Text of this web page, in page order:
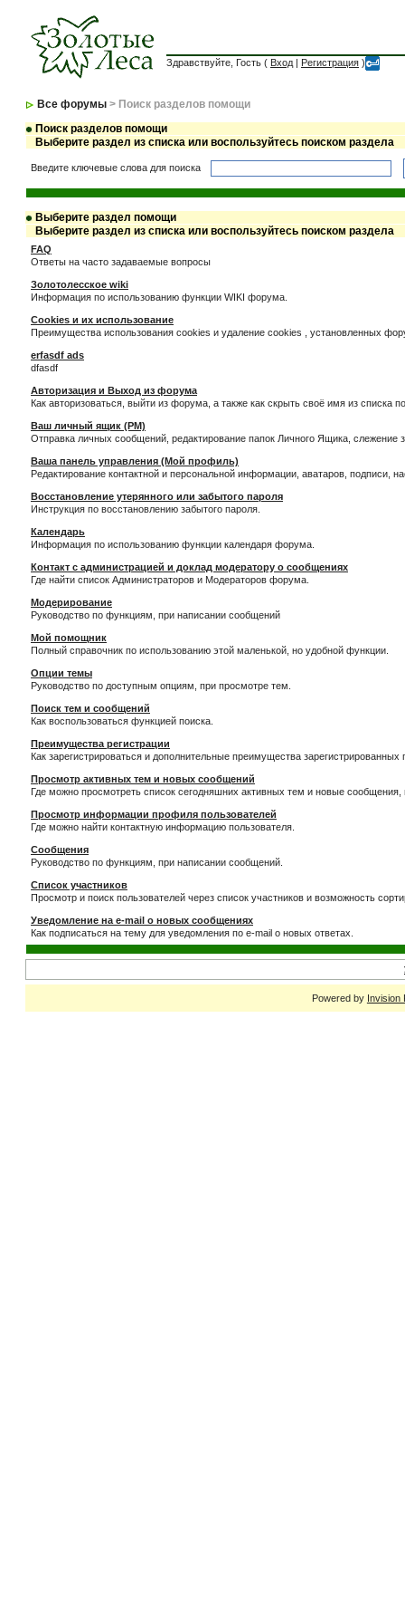
Здравствуйте, Гость ( Вход | Регистрация )
Все форумы > Поиск разделов помощи
Поиск разделов помощи
Выберите раздел из списка или воспользуйтесь поиском раздела
Введите ключевые слова для поиска
Выберите раздел помощи
Выберите раздел из списка или воспользуйтесь поиском раздела
FAQ
Ответы на часто задаваемые вопросы
Золотолесское wiki
Информация по использованию функции WIKI форума.
Cookies и их использование
Преимущества использования cookies и удаление cookies , установленных
erfasdf ads
dfasdf
Авторизация и Выход из форума
Как авторизоваться, выйти из форума, а также как скрыть своё имя из списка
Ваш личный ящик (PM)
Отправка личных сообщений, редактирование папок Личного Ящика,
Ваша панель управления (Мой профиль)
Редактирование контактной и персональной информации, аватаров,
Восстановление утерянного или забытого пароля
Инструкция по восстановлению забытого пароля.
Календарь
Информация по использованию функции календаря форума.
Контакт с администрацией и доклад модератору о сообщениях
Где найти список Администраторов и Модераторов форума.
Модерирование
Руководство по функциям, при написании сообщений
Мой помощник
Полный справочник по использованию этой маленькой, но удобной функции.
Опции темы
Руководство по доступным опциям, при просмотре тем.
Поиск тем и сообщений
Как воспользоваться функцией поиска.
Преимущества регистрации
Как зарегистрироваться и дополнительные преимущества зарегистрированных
Просмотр активных тем и новых сообщений
Где можно просмотреть список сегодняшних активных тем и новые
Просмотр информации профиля пользователей
Где можно найти контактную информацию пользователя.
Сообщения
Руководство по функциям, при написании сообщений.
Список участников
Просмотр и поиск пользователей через список участников и возможность
Уведомление на e-mail о новых сообщениях
Как подписаться на тему для уведомления по e-mail о новых ответах.
Powered by Invision